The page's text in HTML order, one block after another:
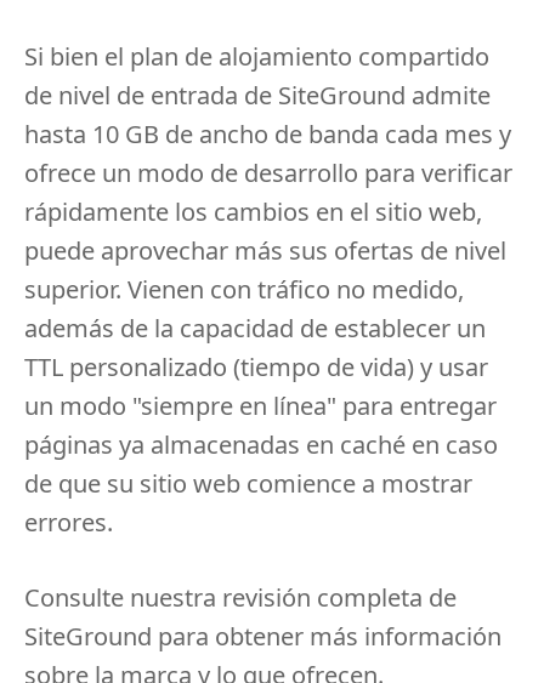
Si bien el plan de alojamiento compartido
de nivel de entrada de SiteGround admite
hasta 10 GB de ancho de banda cada mes y
ofrece un modo de desarrollo para verificar
rápidamente los cambios en el sitio web,
puede aprovechar más sus ofertas de nivel
superior. Vienen con tráfico no medido,
además de la capacidad de establecer un
TTL personalizado (tiempo de vida) y usar
un modo "siempre en línea" para entregar
páginas ya almacenadas en caché en caso
de que su sitio web comience a mostrar
errores.
Consulte nuestra revisión completa de
SiteGround para obtener más información
sobre la marca y lo que ofrecen.